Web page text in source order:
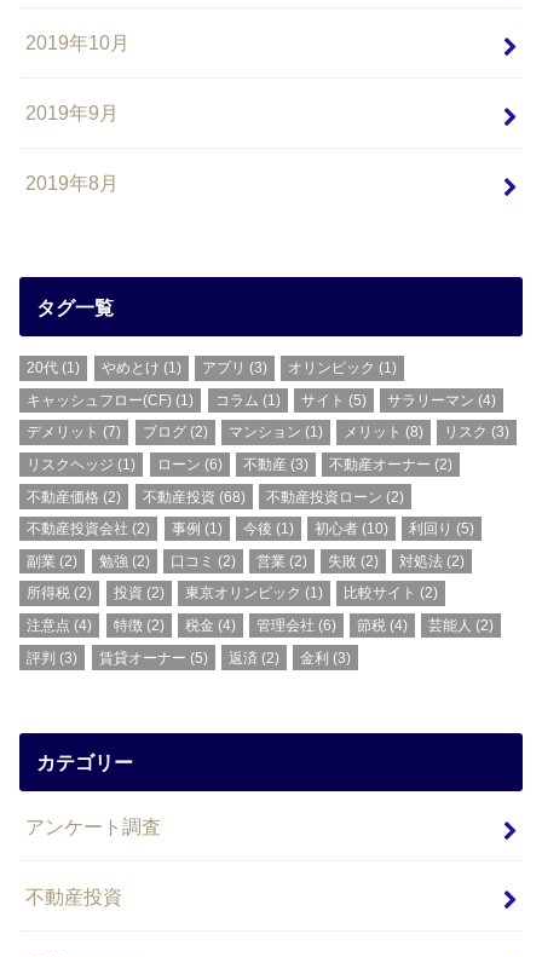
2019年10月
2019年9月
2019年8月
タグ一覧
20代 (1) やめとけ (1) アプリ (3) オリンピック (1)
キャッシュフロー(CF) (1) コラム (1) サイト (5) サラリーマン (4)
デメリット (7) ブログ(2) マンション (1) メリット (8) リスク (3)
リスクヘッジ (1) ローン (6) 不動産(3) 不動産オーナー (2)
不動産価格 (2) 不動産投資 (68) 不動産投資ローン (2)
不動産投資会社 (2) 事例 (1) 今後 (1) 初心者 (10) 利回り (5)
副業 (2) 勉強 (2) 口コミ (2) 営業 (2) 失敗 (2) 対処法 (2)
所得税 (2) 投資 (2) 東京オリンピック (1) 比較サイト (2)
注意点 (4) 特徴(2) 税金 (4) 管理会社 (6) 節税 (4) 芸能人 (2)
評判 (3) 賃貸オーナー (5) 返済 (2) 金利 (3)
カテゴリー
アンケート調査
不動産投資